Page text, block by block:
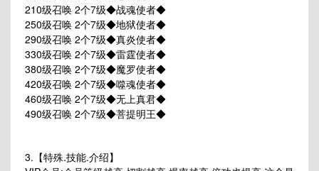
210级召唤 2个7级◆战魂使者◆
250级召唤 2个7级◆地狱使者◆
290级召唤 2个7级◆真炎使者◆
330级召唤 2个7级◆雷霆使者◆
380级召唤 2个7级◆魔罗使者◆
420级召唤 2个7级◆噬魂使者◆
460级召唤 2个7级◆无上真君◆
490级召唤 2个7级◆菩提明王◆
3.【特殊.技能.介绍】